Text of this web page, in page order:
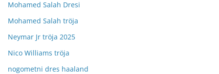
Mohamed Salah Dresi
Mohamed Salah tröja
Neymar Jr tröja 2025
Nico Williams tröja
nogometni dres haaland